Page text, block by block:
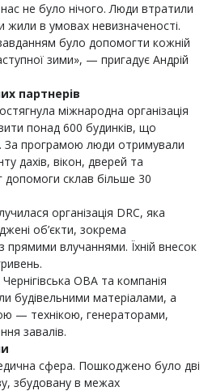
не було нічого. Люди втратили
в умовах невизначеності.
було допомогти кожній
зими», — пригадує Андрій
партнерів
міжнародна організація
понад 600 будинків, що
За програмою люди отримували
дахів, вікон, дверей та
допомоги склав більше 30
організація DRC, яка
об’єкти, зокрема
прямими влучаннями. Їхній внесок
ОВА та компанія
будівельними матеріалами, а
— технікою, генераторами,
завалів.
сфера. Пошкоджено було дві
збудовану в межах